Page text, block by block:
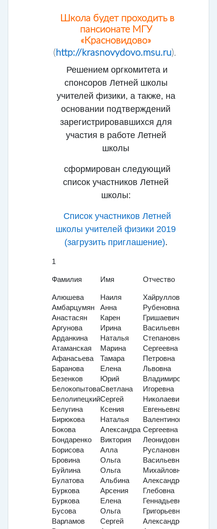
Школа будет проходить в
пансионате МГУ
«Красновидово»
( http://krasnovydovo.msu.ru).
Решением оргкомитета и
спонсоров Летней школы
учителей физики, а также, на
основании подтверждений
зарегистрировавшихся для
участия в работе Летней
школы
сформирован следующий
список участников Летней
школы:
Список участников Летней
школы учителей физики 2019
(загрузить приглашение).
1
Фамилия Имя Отчество
Алюшева Наиля
Хайрулловна
Амбарцумян
Анна
Рубеновна
Анастасян
Карен
Гришаевич
Аргунова
Ирина
Васильевна
Арданкина
Наталья
Степановна
Атаманская
Марина
Сергеевна
Афанасьева
Тамара
Петровна
Баранова
Елена
Львовна
Безенков
Юрий
Владимирович
БелокопытоваСветлана
Игоревна
БелолипецкийСергей
Николаевич
Белугина
Ксения
Евгеньевна
Бирюкова
Наталья
Валентиновна
Бокова
Александра Сергеевна
Бондаренко
Виктория
Леонидовна
Борисова
Алла
Руслановна
Бровина
Ольга
Васильевна
Буйлина
Ольга
Михайловна
Булатова
Альбина
Александровна
Буркова
Арсения
Глебовна
Буркова
Елена
Геннадьевна
Бусова
Ольга
Григорьевна
Варламов
Сергей
Александрович